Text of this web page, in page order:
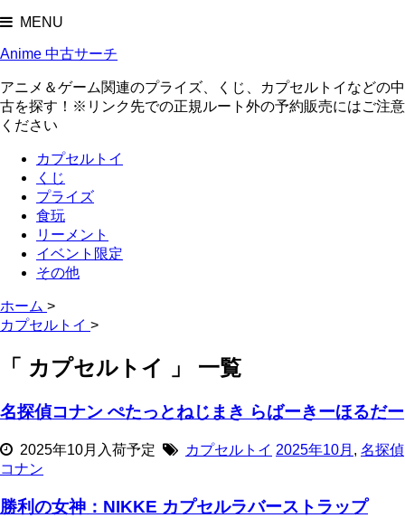
MENU
Anime 中古サーチ
アニメ＆ゲーム関連のプライズ、くじ、カプセルトイなどの中
古を探す！※リンク先での正規ルート外の予約販売にはご注意
ください
カプセルトイ
くじ
プライズ
食玩
リーメント
イベント限定
その他
ホーム >
カプセルトイ >
「 カプセルトイ 」 一覧
名探偵コナン ぺたっとねじまき らばーきーほるだー
2025年10月入荷予定 カプセルトイ 2025年10月 , 名探偵
コナン
勝利の女神：NIKKE カプセルラバーストラップ